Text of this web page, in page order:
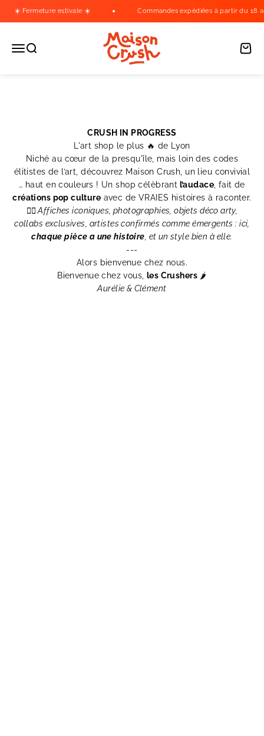
☀️ Fermeture estivale ☀️ Commandes expédiées à partir du 18 août
Ouvrir la navigation
Ouvrir la recherche
Maison Crush
Voir
CRUSH IN PROGRESS
L'art shop le plus 🔥 de Lyon
Niché au cœur de la presqu'île, mais loin des codes
élitistes de l’art, découvrez Maison Crush, un lieu convivial
… haut en couleurs ! Un shop célèbrant l’audace, fait de
créations pop culture avec de VRAIES histoires à raconter.
👉🏼 Affiches iconiques, photographies, objets déco arty,
collabs exclusives, artistes confirmés comme émergents : ici,
chaque pièce a une histoire, et un style bien à elle.
---
Alors bienvenue chez nous.
Bienvenue chez vous, les Crushers 🌶️
Aurélie & Clément